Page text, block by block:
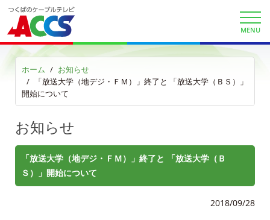
MENU
ホーム
お知らせ
「放送大学（地デジ・ＦＭ）」終了と 「放送大学（ＢＳ）」
開始について
お知らせ
「放送大学（地デジ・ＦＭ）」終了と 「放送大学（Ｂ
Ｓ）」開始について
2018/09/28
契約約款
よくある質問と答え
マイページ
各種手続き
申込・資料請求
お問合せ